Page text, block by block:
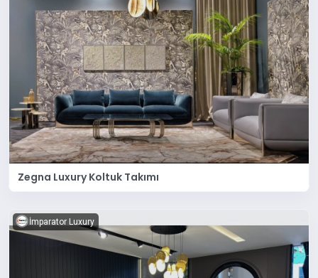
Zegna Luxury Koltuk Takımı
İmparator Luxury